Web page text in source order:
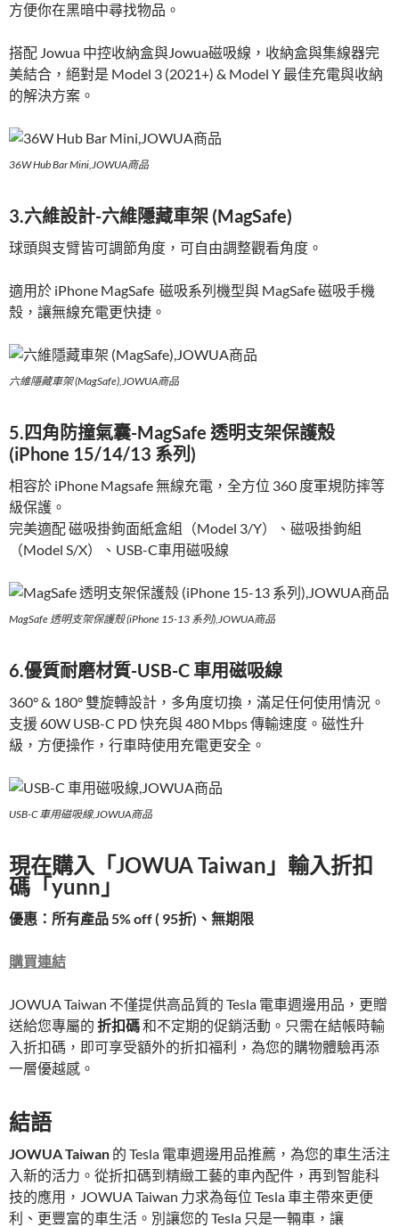
方便你在黑暗中尋找物品。
搭配 Jowua 中控收納盒與Jowua磁吸線，收納盒與集線器完
美結合，絕對是 Model 3 (2021+) & Model Y 最佳充電與收納
的解決方案。
36W Hub Bar Mini,JOWUA商品
3.六維設計-六維隱藏車架 (MagSafe)
球頭與支臂皆可調節角度，可自由調整觀看角度。
適用於 iPhone MagSafe 磁吸系列機型與 MagSafe 磁吸手機
殼，讓無線充電更快捷。
六維隱藏車架 (MagSafe),JOWUA商品
5.四角防撞氣囊-MagSafe 透明支架保護殼
(iPhone 15/14/13 系列)
相容於 iPhone Magsafe 無線充電，全方位 360 度軍規防摔等
級保護。
完美適配 磁吸掛鉤面紙盒組（Model 3/Y）、磁吸掛鉤組
（Model S/X）、USB-C車用磁吸線
MagSafe 透明支架保護殼 (iPhone 15-13 系列),JOWUA商品
6.優質耐磨材質-USB-C 車用磁吸線
360° & 180° 雙旋轉設計，多角度切換，滿足任何使用情況。
支援 60W USB-C PD 快充與 480 Mbps 傳輸速度。磁性升
級，方便操作，行車時使用充電更安全。
USB-C 車用磁吸線,JOWUA商品
現在購入「JOWUA Taiwan」輸入折扣
碼「yunn」
優惠：所有產品 5% off ( 95折)、無期限
購買連結
JOWUA Taiwan 不僅提供高品質的 Tesla 電車週邊用品，更贈
送給您專屬的 折扣碼和不定期的促銷活動。只需在結帳時輸
入折扣碼，即可享受額外的折扣福利，為您的購物體驗再添
一層優越感。
結語
JOWUA Taiwan 的 Tesla 電車週邊用品推薦，為您的車生活注
入新的活力。從折扣碼到精緻工藝的車內配件，再到智能科
技的應用，JOWUA Taiwan 力求為每位 Tesla 車主帶來更便
利、更豐富的車生活。別讓您的 Tesla 只是一輛車，讓